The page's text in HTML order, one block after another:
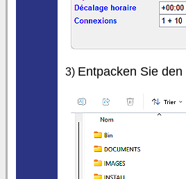
3) Entpacken Sie